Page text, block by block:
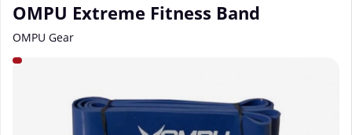
OMPU Extreme Fitness Band
OMPU Gear
Produktbilder OMPU Extreme Fitness Band